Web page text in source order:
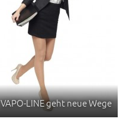
VAPO-LINE geht neue Wege